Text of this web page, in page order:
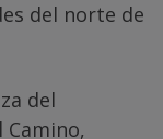
del norte de
del